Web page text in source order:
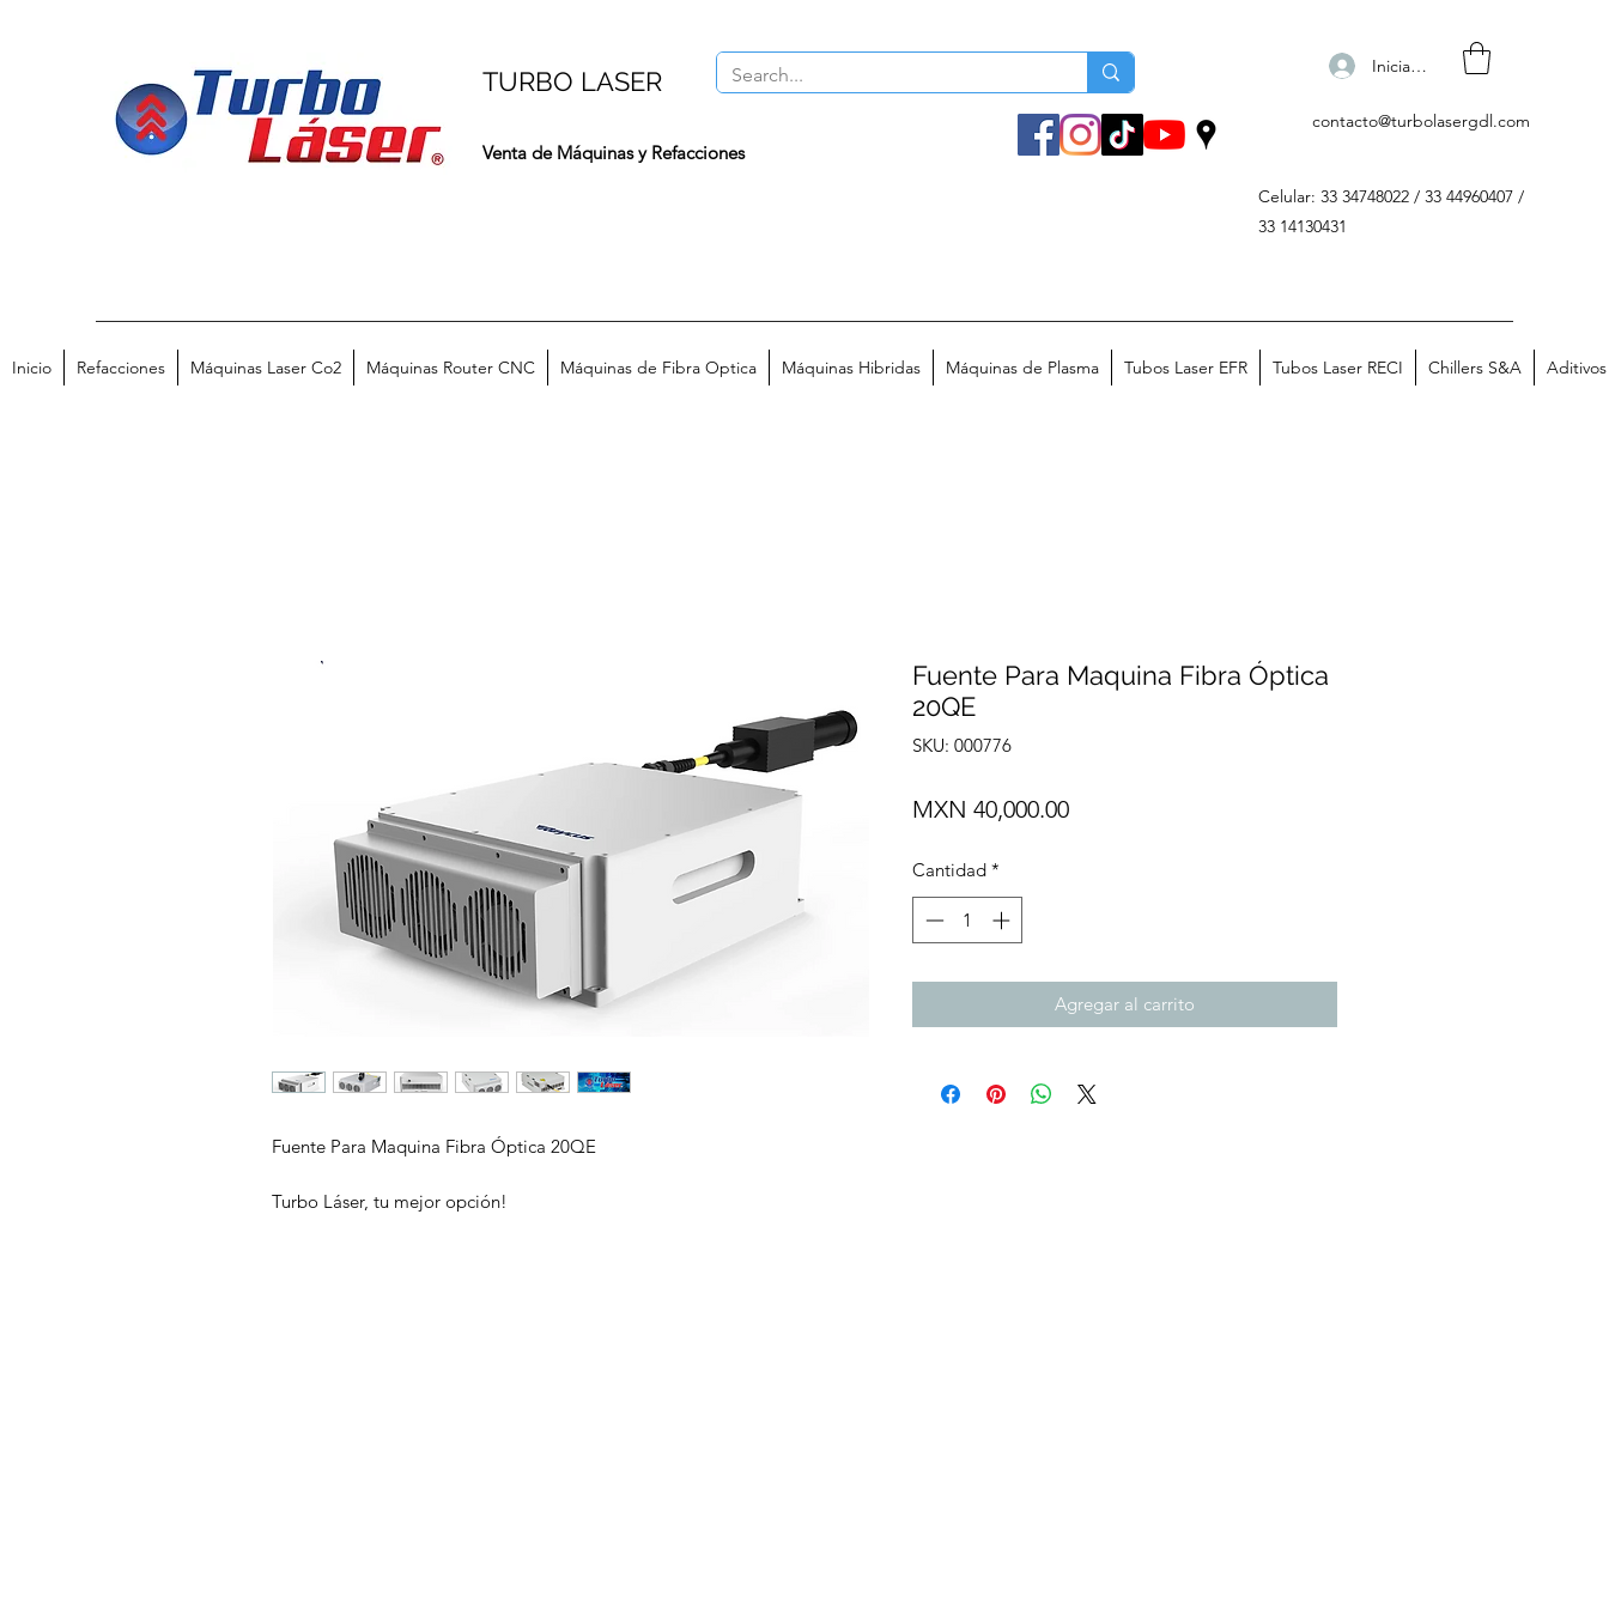
TURBO LASER
Venta de Máquinas y Refacciones
Iniciar sesión
contacto@turbolasergdl.com
Celular: 33 34748022 / 33 44960407 /
33 14130431
Inicio Refacciones Máquinas Laser Co2 Máquinas Router CNC Máquinas de Fibra Optica Máquinas Hibridas Máquinas de Plasma Tubos Laser EFR Tubos Laser RECI Chillers S&A
Fuente Para Maquina Fibra Óptica 20QE
Turbo Láser, tu mejor opción!
Fuente Para Maquina Fibra Óptica
20QE
SKU: 000776
MXN 40,000.00Precio
Cantidad *
Agregar al carrito